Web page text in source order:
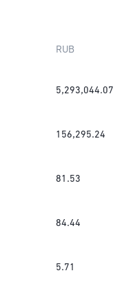
RUB
5,293,044.07
156,295.24
81.53
84.44
5.71